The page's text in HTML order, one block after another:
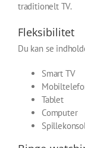
traditionelt TV.
Fleksibilitet
Du kan se
Smart TV
Tablet
Computer